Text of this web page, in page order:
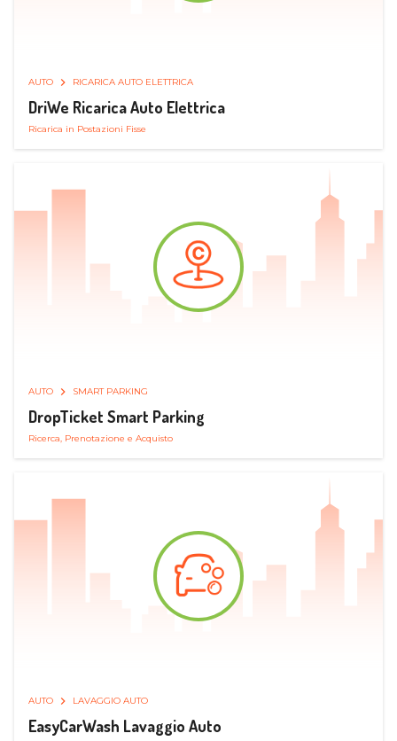
AUTO RICARICA AUTO ELETTRICA
DriWe Ricarica Auto Elettrica
Ricarica in Postazioni Fisse
AUTO SMART PARKING
DropTicket Smart Parking
Ricerca, Prenotazione e Acquisto
AUTO LAVAGGIO AUTO
EasyCarWash Lavaggio Auto